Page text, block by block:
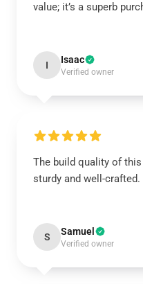
value; it’s a superb
I Isaac
Verified owner
The build quality of
sturdy and well-crafted.
S Samuel
Verified owner